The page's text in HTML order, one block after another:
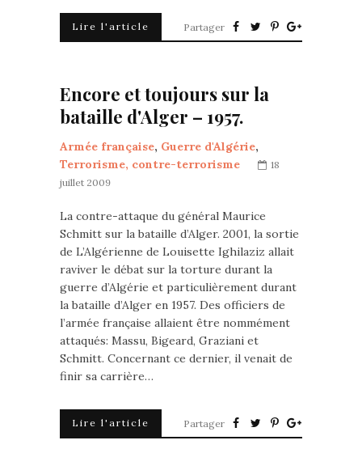
Lire l'article Partager
Encore et toujours sur la
bataille d'Alger – 1957.
Armée française, Guerre d'Algérie,
Terrorisme, contre-terrorisme
18
juillet 2009
La contre-attaque du général Maurice
Schmitt sur la bataille d’Alger. 2001, la sortie
de L’Algérienne de Louisette Ighilaziz allait
raviver le débat sur la torture durant la
guerre d’Algérie et particulièrement durant
la bataille d’Alger en 1957. Des officiers de
l’armée française allaient être nommément
attaqués: Massu, Bigeard, Graziani et
Schmitt. Concernant ce dernier, il venait de
finir sa carrière…
Lire l'article Partager